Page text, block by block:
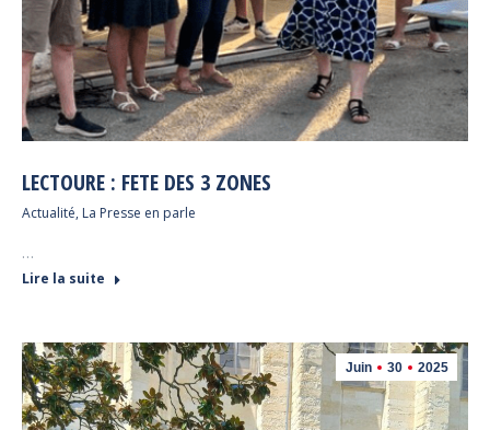
LECTOURE : FETE DES 3 ZONES
Actualité, La Presse en parle
…
Lire la suite
Juin 30 2025